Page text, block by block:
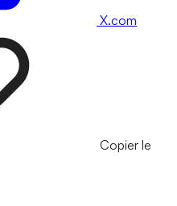
X.com
Copier le